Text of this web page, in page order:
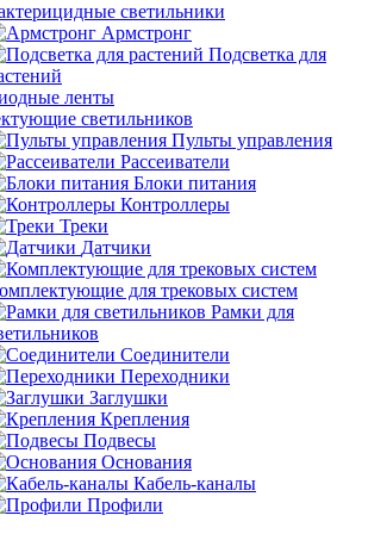
светильники
Армстронг
Подсветка для
ленты
светильников
Пульты управления
Рассеиватели
Блоки питания
Контроллеры
Треки
Датчики
для трековых систем
Рамки для
Соединители
Переходники
Заглушки
Крепления
Подвесы
Основания
Кабель-каналы
Профили